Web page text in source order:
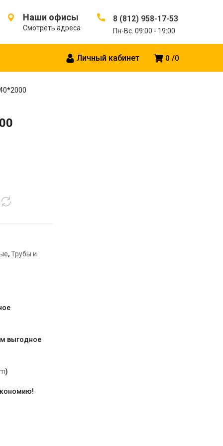
Наши офисы
Смотреть адреса
8 (812) 958-17-53
Пн-Вс. 09:00 - 19:00
0 0
Личный кабинет
,Трубы и
выгодное
)